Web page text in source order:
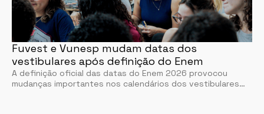
Fuvest e Vunesp mudam datas dos
vestibulares após definição do Enem
A definição oficial das datas do Enem 2026 provocou
mudanças importantes nos calendários dos vestibulares…